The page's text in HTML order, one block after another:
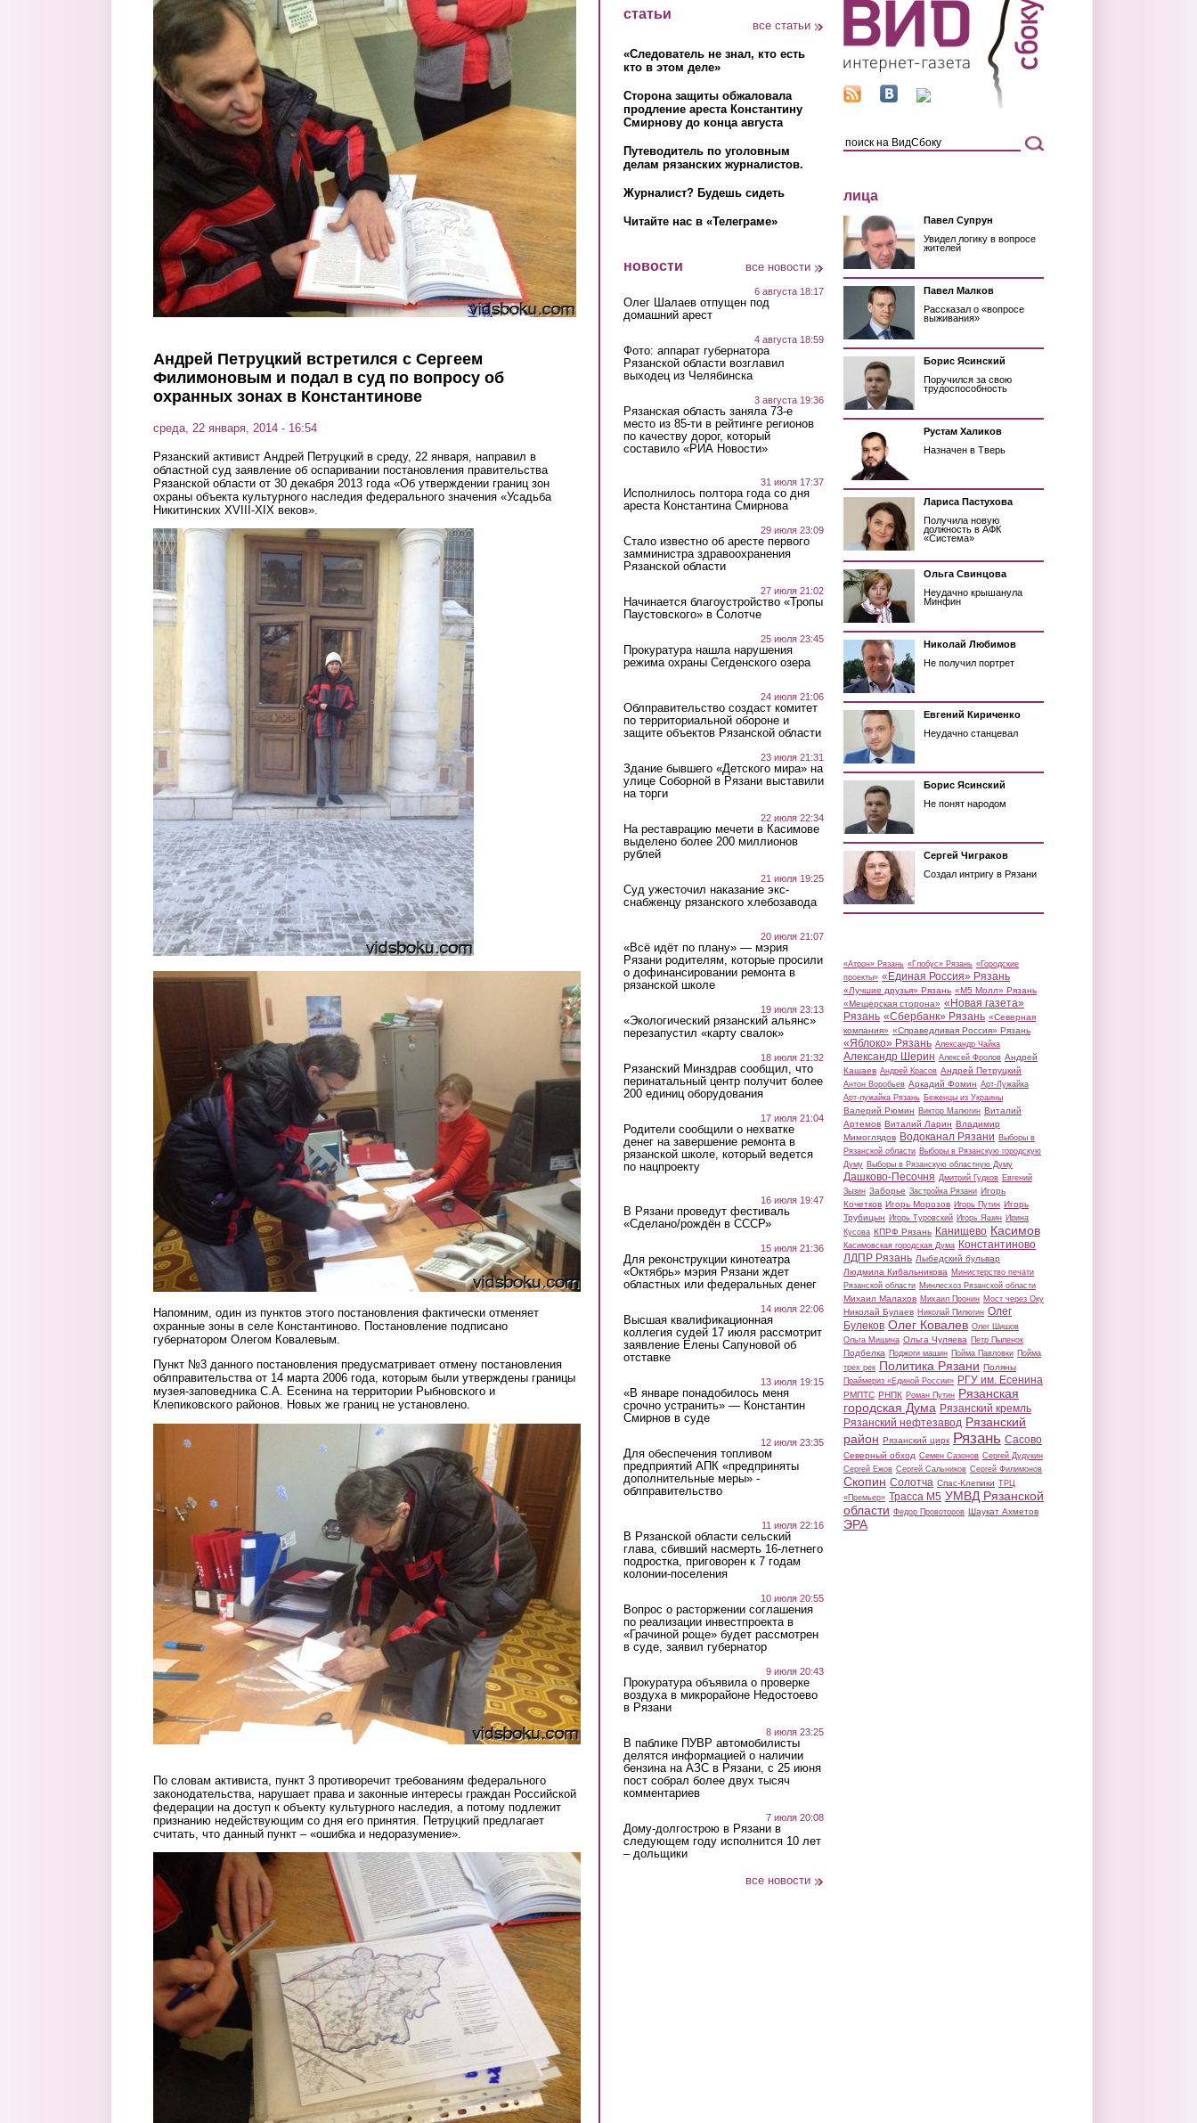
Перейти к основному содержанию
Андрей Петруцкий встретился с Сергеем
Филимоновым и подал в суд по вопросу об
охранных зонах в Константинове
среда, 22 января, 2014 - 16:54
Рязанский активист Андрей Петруцкий в среду, 22 января, направил в
областной суд заявление об оспаривании постановления правительства
Рязанской области от 30 декабря 2013 года «Об утверждении границ зон
охраны объекта культурного наследия федерального значения «Усадьба
Никитинских XVIII-XIX веков».
5.jpg
1.jpg
Напомним, один из пунктов этого постановления фактически отменяет
охранные зоны в селе Константиново. Постановление подписано
губернатором Олегом Ковалевым.
Пункт №3 данного постановления предусматривает отмену постановления
облправительства от 14 марта 2006 года, которым были утверждены границы
музея-заповедника С.А. Есенина на территории Рыбновского и
Клепиковского районов. Новых же границ не установлено.
2.jpg
По словам активиста, пункт 3 противоречит требованиям федерального
законодательства, нарушает права и законные интересы граждан Российской
федерации на доступ к объекту культурного наследия, а потому подлежит
признанию недействующим со дня его принятия. Петруцкий предлагает
считать, что данный пункт – «ошибка и недоразумение».
статьи
все статьи
«Следователь не знал, кто есть
кто в этом деле»
Сторона защиты обжаловала
продление ареста Константину
Смирнову до конца августа
Путеводитель по уголовным
делам рязанских журналистов.
Журналист? Будешь сидеть
Читайте нас в «Телеграме»
новости все новости
6 августа 18:17
Олег Шалаев отпущен под
домашний арест
4 августа 18:59
Фото: аппарат губернатора
Рязанской области возглавил
выходец из Челябинска
3 августа 19:36
Рязанская область заняла 73-е
место из 85-ти в рейтинге регионов
по качеству дорог, который
составило «РИА Новости»
31 июля 17:37
Исполнилось полтора года со дня
ареста Константина Смирнова
29 июля 23:09
Стало известно об аресте первого
замминистра здравоохранения
Рязанской области
27 июля 21:02
Начинается благоустройство «Тропы
Паустовского» в Солотче
25 июля 23:45
Прокуратура нашла нарушения
режима охраны Сегденского озера
24 июля 21:06
Облправительство создаст комитет
по территориальной обороне и
защите объектов Рязанской области
23 июля 21:31
Здание бывшего «Детского мира» на
улице Соборной в Рязани выставили
на торги
22 июля 22:34
На реставрацию мечети в Касимове
выделено более 200 миллионов
рублей
21 июля 19:25
Суд ужесточил наказание экс-
снабженцу рязанского хлебозавода
20 июля 21:07
«Всё идёт по плану» — мэрия
Рязани родителям, которые просили
о дофинансировании ремонта в
рязанской школе
19 июля 23:13
«Экологический рязанский альянс»
перезапустил «карту свалок»
18 июля 21:32
Рязанский Минздрав сообщил, что
перинатальный центр получит более
200 единиц оборудования
17 июля 21:04
Родители сообщили о нехватке
денег на завершение ремонта в
рязанской школе, который ведется
по нацпроекту
16 июля 19:47
В Рязани проведут фестиваль
«Сделано/рождён в СССР»
15 июля 21:36
Для реконструкции кинотеатра
«Октябрь» мэрия Рязани ждет
областных или федеральных денег
14 июля 22:06
Высшая квалификационная
коллегия судей 17 июля рассмотрит
заявление Елены Сапуновой об
отставке
13 июля 19:15
«В январе понадобилось меня
срочно устранить» — Константин
Смирнов в суде
12 июля 23:35
Для обеспечения топливом
предприятий АПК «предприняты
дополнительные меры» -
облправительство
11 июля 22:16
В Рязанской области сельский
глава, сбивший насмерть 16-летнего
подростка, приговорен к 7 годам
колонии-поселения
10 июля 20:55
Вопрос о расторжении соглашения
по реализации инвестпроекта в
«Грачиной роще» будет рассмотрен
в суде, заявил губернатор
9 июля 20:43
Прокуратура объявила о проверке
воздуха в микрорайоне Недостоево
в Рязани
8 июля 23:25
В паблике ПУВР автомобилисты
делятся информацией о наличии
бензина на АЗС в Рязани, с 25 июня
пост собрал более двух тысяч
комментариев
7 июля 20:08
Дому-долгострою в Рязани в
следующем году исполнится 10 лет
– дольщики
все новости
лица
Павел Супрун
Увидел логику в вопросе
жителей
Павел Малков
Рассказал о «вопросе
выживания»
Борис Ясинский
Поручился за свою
трудоспособность
Рустам Халиков
Назначен в Тверь
Лариса Пастухова
Получила новую
должность в АФК
«Система»
Ольга Свинцова
Неудачно крышанула
Минфин
Николай Любимов
Не получил портрет
Евгений Кириченко
Неудачно станцевал
Борис Ясинский
Не понят народом
Сергей Чиграков
Создал интригу в Рязани
«Атрон» Рязань «Глобус» Рязань «Городские
проекты» «Единая Россия» Рязань
«Лучшие друзья» Рязань «М5 Молл» Рязань
«Мещерская сторона» «Новая газета»
Рязань «Сбербанк» Рязань «Северная
компания» «Справедливая Россия» Рязань
«Яблоко» Рязань Александр Чайка
Александр Шерин Алексей Фролов Андрей
Кашаев Андрей Красов Андрей Петруцкий
Антон Воробьев Аркадий Фомин Арт-Лужайка
Арт-лужайка Рязань Беженцы из Украины
Валерий Рюмин Виктор Малюгин Виталий
Артемов Виталий Ларин Владимир
Мимоглядов Водоканал Рязани Выборы в
Рязанской области Выборы в Рязанскую городскую
Думу Выборы в Рязанскую областную Думу
Дашково-Песочня Дмитрий Гудков Евгений
Зызин Заборье Застройка Рязани Игорь
Кочетков Игорь Морозов Игорь Путин Игорь
Трубицын Игорь Туровский Игорь Яшин Ирина
Кусова КПРФ Рязань Канищево Касимов
Касимовская городская Дума Константиново
ЛДПР Рязань Лыбедский бульвар
Людмила Кибальникова Министерство печати
Рязанской области Минлесхоз Рязанской области
Михаил Малахов Михаил Пронин Мост через Оку
Николай Булаев Николай Пилюгин Олег
Булеков Олег Ковалев Олег Шишов
Ольга Мишина Ольга Чуляева Петр Пыленок
Подбелка Поджоги машин Пойма Павловки Пойма
трех рек Политика Рязани Поляны
Праймериз «Единой России» РГУ им. Есенина
РМПТС РНПК Роман Путин Рязанская
городская Дума Рязанский кремль
Рязанский нефтезавод Рязанский
район Рязанский цирк Рязань Сасово
Северный обход Семен Сазонов Сергей Дудукин
Сергей Ежов Сергей Сальников Сергей Филимонов
Скопин Солотча Спас-Клепики ТРЦ
«Премьер» Трасса М5 УМВД Рязанской
области Федор Провоторов Шаукат Ахметов
ЭРА